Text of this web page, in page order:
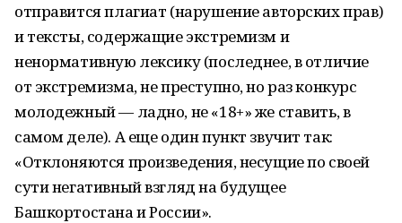
отправится плагиат (нарушение авторских прав)
и тексты, содержащие экстремизм и
ненормативную лексику (последнее, в отличие
от экстремизма, не преступно, но раз конкурс
молодежный — ладно, не «18+» же ставить, в
самом деле). А еще один пункт звучит так:
«Отклоняются произведения, несущие по своей
сути негативный взгляд на будущее
Башкортостана и России».